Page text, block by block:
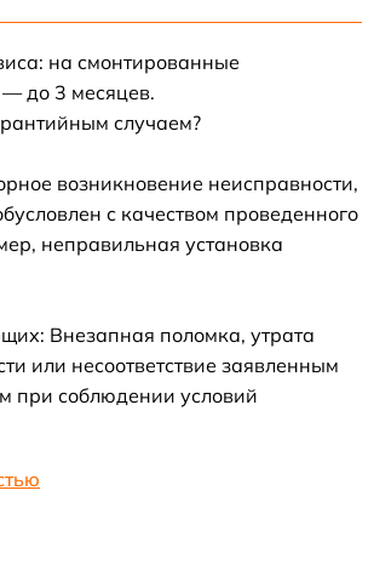
на смонтированные
до 3 месяцев.
случаем?
возникновение неисправности,
с качеством проведенного
неправильная установка
Внезапная поломка, утрата
или несоответствие заявленным
при соблюдении условий